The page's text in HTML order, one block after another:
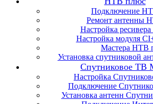
Подключение
Ремонт антенны
Настройка
Настройка модуля
Мастера НТВ
Установка спутниковой
Спутниковое ТВ
Настройка
Подключение
Установка антенн